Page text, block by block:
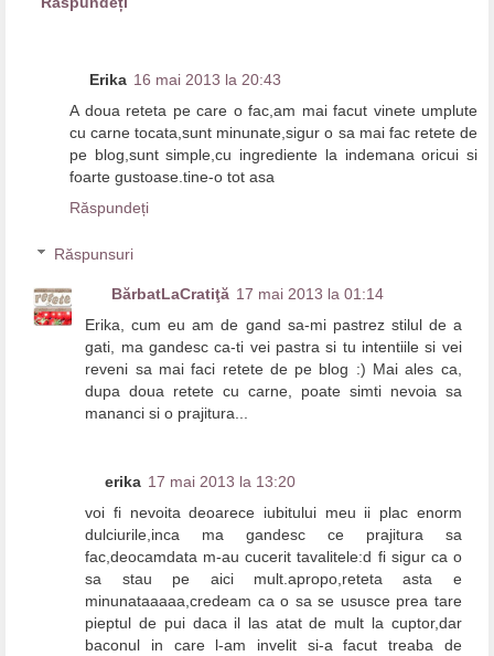
Erika 16 mai 2013 la 20:43
A doua reteta pe care o fac,am mai facut vinete umplute
cu carne tocata,sunt minunate,sigur o sa mai fac retete de
pe blog,sunt simple,cu ingrediente la indemana oricui si
foarte gustoase.tine-o tot asa
Răspundeți
Răspunsuri
BărbatLaCratiţă 17 mai 2013 la 01:14
Erika, cum eu am de gand sa-mi pastrez stilul de a
gati, ma gandesc ca-ti vei pastra si tu intentiile si vei
reveni sa mai faci retete de pe blog :) Mai ales ca,
dupa doua retete cu carne, poate simti nevoia sa
mananci si o prajitura...
erika 17 mai 2013 la 13:20
voi fi nevoita deoarece iubitului meu ii plac enorm
dulciurile,inca ma gandesc ce prajitura sa
fac,deocamdata m-au cucerit tavalitele:d fi sigur ca o
sa stau pe aici mult.apropo,reteta asta e
minunataaaaa,credeam ca o sa se ususce prea tare
pieptul de pui daca il las atat de mult la cuptor,dar
baconul in care l-am invelit si-a facut treaba de